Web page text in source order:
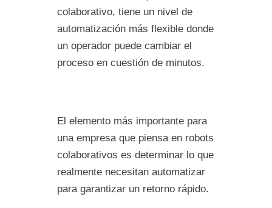
colaborativo, tiene un nivel de
automatización más flexible donde
un operador puede cambiar el
proceso en cuestión de minutos.
El elemento más importante para
una empresa que piensa en robots
colaborativos es determinar lo que
realmente necesitan automatizar
para garantizar un retorno rápido.